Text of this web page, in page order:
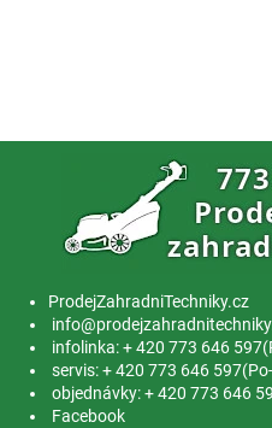
ProdejZahradniTechniky.cz
infolinka: + 420 773 646
servis: + 420 773 646
objednávky: + 420 773 646
Facebook